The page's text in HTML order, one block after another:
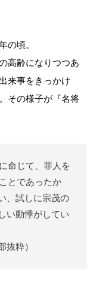
の頃。
高齢になりつつあ
来事をきっかけ
その様子が『名将
命じて、罪人を
とであったか
、試しに宗茂の
い動悸がしてい
抜粋）